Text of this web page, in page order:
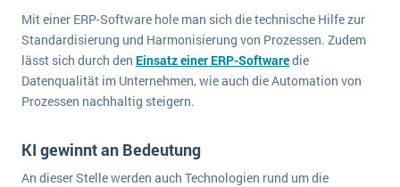
Services
Textil und Mode
Vermietung
ERP-Software für Abfallentsorger
Digitale Arbeitsaufträge in Ihrem ERP- oder FSM-System: clever und effizient
MEHR ÜBER ERP-SOFTWARE
ERP News
Mit einer ERP-Software hole man sich die technische Hilfe zur
Standardisierung und Harmonisierung von Prozessen. Zudem
lässt sich durch den Einsatz einer ERP-Softwaredie
Datenqualität im Unternehmen, wie auch die Automation von
Prozessen nachhaltig steigern.
KI gewinnt an Bedeutung
An dieser Stelle werden auch Technologien rund um die